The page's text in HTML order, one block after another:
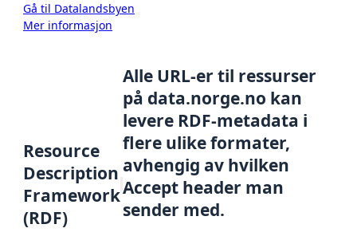
Gå til Datalandsbyen
Mer informasjon
Resource
Description
Framework
(RDF)
Alle URL-er til ressurser
på data.norge.no kan
levere RDF-metadata i
flere ulike formater,
avhengig av hvilken
Accept header man
sender med.